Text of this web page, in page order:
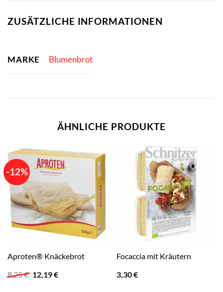
ZUSÄTZLICHE INFORMATIONEN
MARKE Blumenbrot
ÄHNLICHE PRODUKTE
-12%
Aproten® Knäckebrot
8,25€ Ursprünglicher
12,19€Aktueller
Focaccia mit Kräutern
3,30€